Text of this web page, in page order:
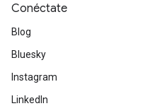
Conéctate
Blog
Bluesky
Instagram
LinkedIn